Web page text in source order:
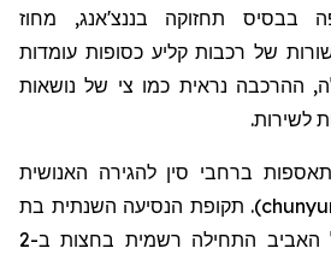
בבסיס תחזוקה בננצ'אנג, מחוז
של רכבות קליע כסופות עומדות
ההרכבה נראית כמו צי של נושאות
לשירות.
ברחבי סין להגירה האנושית
). תקופת הנסיעה השנתית בת
התחילה
רשמית בחצות ב-2